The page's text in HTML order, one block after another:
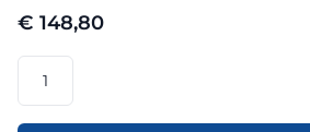
€ 148,80
T201b